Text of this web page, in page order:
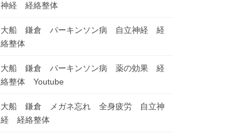
神経 経絡整体
大船 鎌倉 パーキンソン病 自立神経 経
絡整体
大船 鎌倉 パーキンソン病 薬の効果 経
絡整体 Youtube
大船 鎌倉 メガネ忘れ 全身疲労 自立神
経 経絡整体